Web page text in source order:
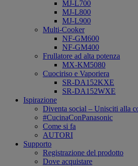
MJ-L700
MJ-L800
MJ-L900
Multi-Cooker
NF-GM600
NF-GM400
Frullatore ad alta potenza
MX-KM5080
Cuociriso e Vaporiera
SR-DA152KXE
SR-DA152WXE
Ispirazione
Diventa social – Unisciti alla
#CucinaConPanasonic
Come si fa
AUTORI
Supporto
Registrazione del prodotto
Dove acquistare